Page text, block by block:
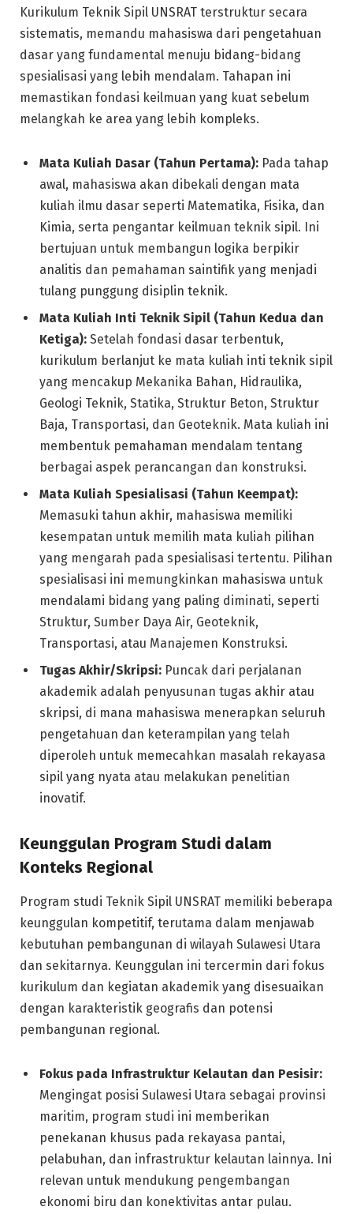
Kurikulum Teknik Sipil UNSRAT terstruktur secara
sistematis, memandu mahasiswa dari pengetahuan
dasar yang fundamental menuju bidang-bidang
spesialisasi yang lebih mendalam. Tahapan ini
memastikan fondasi keilmuan yang kuat sebelum
melangkah ke area yang lebih kompleks.
Mata Kuliah Dasar (Tahun Pertama): Pada tahap
awal, mahasiswa akan dibekali dengan mata
kuliah ilmu dasar seperti Matematika, Fisika, dan
Kimia, serta pengantar keilmuan teknik sipil. Ini
bertujuan untuk membangun logika berpikir
analitis dan pemahaman saintifik yang menjadi
tulang punggung disiplin teknik.
Mata Kuliah Inti Teknik Sipil (Tahun Kedua dan
Ketiga): Setelah fondasi dasar terbentuk,
kurikulum berlanjut ke mata kuliah inti teknik sipil
yang mencakup Mekanika Bahan, Hidraulika,
Geologi Teknik, Statika, Struktur Beton, Struktur
Baja, Transportasi, dan Geoteknik. Mata kuliah ini
membentuk pemahaman mendalam tentang
berbagai aspek perancangan dan konstruksi.
Mata Kuliah Spesialisasi (Tahun Keempat):
Memasuki tahun akhir, mahasiswa memiliki
kesempatan untuk memilih mata kuliah pilihan
yang mengarah pada spesialisasi tertentu. Pilihan
spesialisasi ini memungkinkan mahasiswa untuk
mendalami bidang yang paling diminati, seperti
Struktur, Sumber Daya Air, Geoteknik,
Transportasi, atau Manajemen Konstruksi.
Tugas Akhir/Skripsi: Puncak dari perjalanan
akademik adalah penyusunan tugas akhir atau
skripsi, di mana mahasiswa menerapkan seluruh
pengetahuan dan keterampilan yang telah
diperoleh untuk memecahkan masalah rekayasa
sipil yang nyata atau melakukan penelitian
inovatif.
Keunggulan Program Studi dalam
Konteks Regional
Program studi Teknik Sipil UNSRAT memiliki beberapa
keunggulan kompetitif, terutama dalam menjawab
kebutuhan pembangunan di wilayah Sulawesi Utara
dan sekitarnya. Keunggulan ini tercermin dari fokus
kurikulum dan kegiatan akademik yang disesuaikan
dengan karakteristik geografis dan potensi
pembangunan regional.
Fokus pada Infrastruktur Kelautan dan Pesisir:
Mengingat posisi Sulawesi Utara sebagai provinsi
maritim, program studi ini memberikan
penekanan khusus pada rekayasa pantai,
pelabuhan, dan infrastruktur kelautan lainnya. Ini
relevan untuk mendukung pengembangan
ekonomi biru dan konektivitas antar pulau.